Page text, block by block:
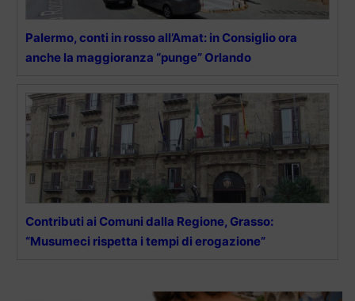
Palermo, conti in rosso all’Amat: in Consiglio ora
anche la maggioranza “punge” Orlando
Contributi ai Comuni dalla Regione, Grasso:
“Musumeci rispetta i tempi di erogazione”